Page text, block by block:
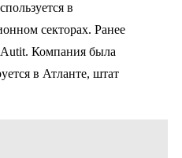
в
секторах. Ранее
Компания была
в Атланте, штат